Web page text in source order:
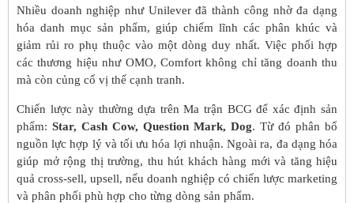
Nhiều doanh nghiệp như Unilever đã thành công nhờ đa dạng
hóa danh mục sản phẩm, giúp chiếm lĩnh các phân khúc và
giảm rủi ro phụ thuộc vào một dòng duy nhất. Việc phối hợp
các thương hiệu như OMO, Comfort không chỉ tăng doanh thu
mà còn củng cố vị thế cạnh tranh.
Chiến lược này thường dựa trên Ma trận BCG để xác định sản
phẩm: Star, Cash Cow, Question Mark, Dog. Từ đó phân bổ
nguồn lực hợp lý và tối ưu hóa lợi nhuận. Ngoài ra, đa dạng hóa
giúp mở rộng thị trường, thu hút khách hàng mới và tăng hiệu
quả cross-sell, upsell, nếu doanh nghiệp có chiến lược marketing
và phân phối phù hợp cho từng dòng sản phẩm.